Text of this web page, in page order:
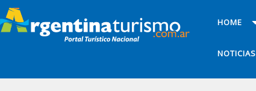
HOME
NOTICIAS